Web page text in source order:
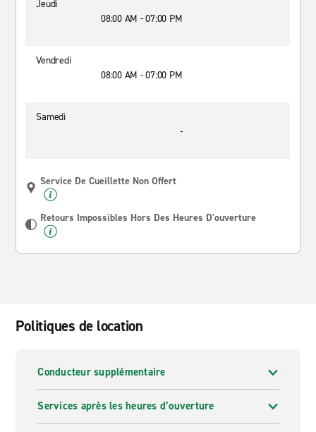
Jeudi
08:00 AM - 07:00 PM
Vendredi
08:00 AM - 07:00 PM
Samedi
-
Service De Cueillette Non Offert
Retours Impossibles Hors Des Heures D'ouverture
Politiques de location
Conducteur supplémentaire
Services après les heures d’ouverture